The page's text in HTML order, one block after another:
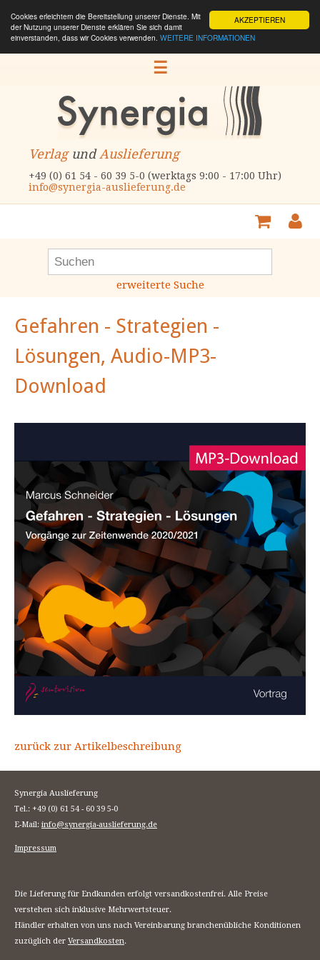
AKZEPTIEREN
Cookies erleichtern die Bereitstellung unserer Dienste. Mit
der Nutzung unserer Dienste erklären Sie sich damit
einverstanden, dass wir Cookies verwenden. WEITERE INFORMATIONEN
☰
VerlagundAuslieferung
+49 (0) 61 54 - 60 39 5-0 (werktags 9:00 - 17:00 Uhr)
info@synergia-auslieferung.de
erweiterte Suche
Gefahren - Strategien -
Lösungen, Audio-MP3-
Download
zurück zur Artikelbeschreibung
Synergia Auslieferung
Tel.: +49 (0) 61 54 - 60 39 5-0
E-Mail: info@synergia-auslieferung.de
Impressum
Die Lieferung für Endkunden erfolgt versandkostenfrei. Alle Preise
verstehen sich inklusive Mehrwertsteuer.
Händler erhalten von uns nach Vereinbarung branchenübliche Konditionen
zuzüglich der Versandkosten.